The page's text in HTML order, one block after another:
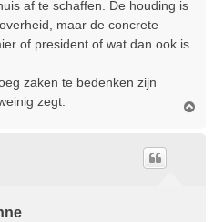
af te schaffen. De houding is
maar de concrete
of president of wat dan ook is
zaken te bedenken zijn
zegt.